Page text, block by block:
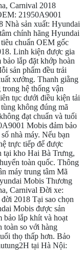
Carnival 2018
21950A9001
Nhà sản xuất: Hyundai
chính hãng Hyundai
chuẩn OEM gốc
Linh kiện được gia
lắp đặt khớp hoàn
sản phẩm đều trải
xưởng. Thanh giằng
hệ thống vận
tục dưới điều kiện tải
không đúng mã
đạt chuẩn và tuổi
Mobis đảm bảo
nhà máy. Nếu bạn
trực tiếp để được
tại kho Hai Bà Trưng,
toàn quốc. Thông
máy trung tâm Mã
Mobis Thương
Carnival Đời xe:
2018 Tại sao chọn
Mobis được sản
bảo lắp khít và hoạt
toàn so với hàng
thọ thấp hơn. Bảo
tại Hà Nội: